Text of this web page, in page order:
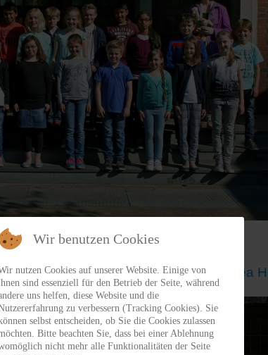
1b (08.09.2011) bis 4b (10.06.2015)
Maren Meyer, Kathrin Wick & Rabea
Wir benutzen Cookies
nutzen Cookies auf unserer Website. Einige von
sind essenziell für den Betrieb der Seite, während
uns helfen, diese Website und die
zu verbessern (Tracking Cookies). Sie
selbst entscheiden, ob Sie die Cookies zulassen
Bitte beachten Sie, dass bei einer Ablehnung
nicht mehr alle Funktionalitäten der Seite